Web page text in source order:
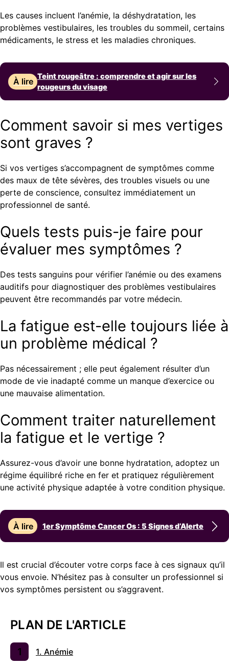
Les causes incluent l’anémie, la déshydratation, les
problèmes vestibulaires, les troubles du sommeil, certains
médicaments, le stress et les maladies chroniques.
À lire
Teint rougeâtre : comprendre et agir sur les
rougeurs du visage
Comment savoir si mes vertiges
sont graves ?
Si vos vertiges s’accompagnent de symptômes comme
des maux de tête sévères, des troubles visuels ou une
perte de conscience, consultez immédiatement un
professionnel de santé.
Quels tests puis-je faire pour
évaluer mes symptômes ?
Des tests sanguins pour vérifier l’anémie ou des examens
auditifs pour diagnostiquer des problèmes vestibulaires
peuvent être recommandés par votre médecin.
La fatigue est-elle toujours liée à
un problème médical ?
Pas nécessairement ; elle peut également résulter d’un
mode de vie inadapté comme un manque d’exercice ou
une mauvaise alimentation.
Comment traiter naturellement
la fatigue et le vertige ?
Assurez-vous d’avoir une bonne hydratation, adoptez un
régime équilibré riche en fer et pratiquez régulièrement
une activité physique adaptée à votre condition physique.
À lire 1er Symptôme Cancer Os : 5 Signes d’Alerte
Il est crucial d’écouter votre corps face à ces signaux qu’il
vous envoie. N’hésitez pas à consulter un professionnel si
vos symptômes persistent ou s’aggravent.
PLAN DE L'ARTICLE
1. Anémie